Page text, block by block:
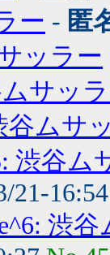
ー - 匿
ッラー
サッ
谷ムサ
渋谷ム
21-
渋